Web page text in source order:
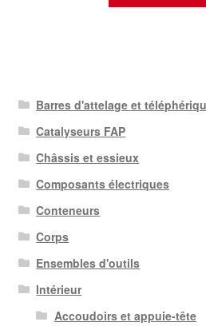
Barres d'attelage et
Catalyseurs FAP
Châssis et essieux
Composants électriques
Conteneurs
Corps
Ensembles d'outils
Intérieur
Accoudoirs et appuie-tête